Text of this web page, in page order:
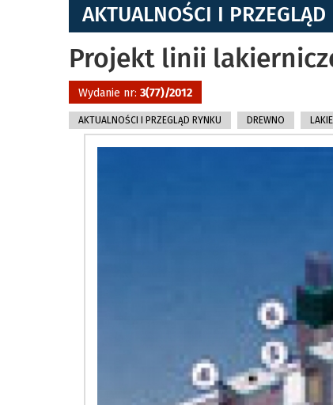
AKTUALNOŚCI I PRZEGLĄD
Projekt linii
Wydanie nr: 3(77)/2012
AKTUALNOŚCI I PRZEGLĄD RYNKU DREWNO